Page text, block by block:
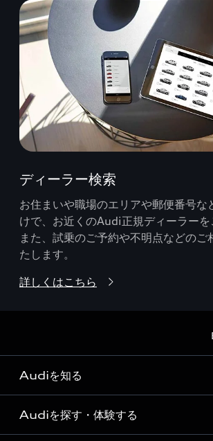
ディーラー検索
お住まいや職場のエリアや郵便番号な
けで、お近くのAudi正規ディーラーを
また、試乗のご予約や不明点などのご
たします。
詳しくはこちら
Audiを知る
Audi ブランド
Audiを探す・体験する